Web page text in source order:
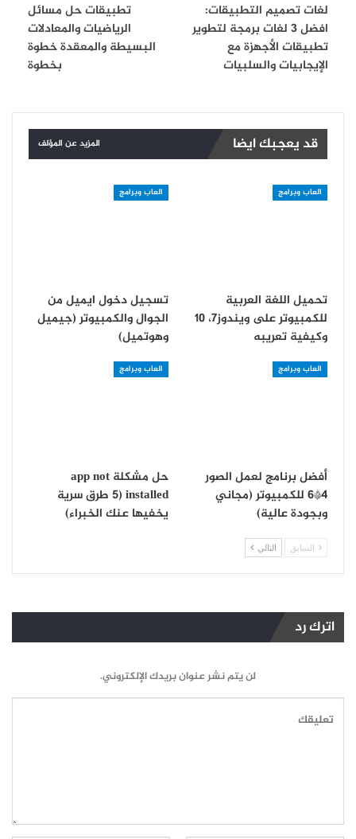
لغات تصميم التطبيقات:
افضل 3 لغات برمجة لتطوير
تطبيقات الأجهزة مع
الإيجابيات والسلبيات
تطبيقات حل مسائل
الرياضيات والمعادلات
البسيطة والمعقدة خطوة
بخطوة
قد يعجبك ايضا المزيد عن المؤلف
العاب وبرامج
تحميل اللغة العربية
للكمبيوتر على ويندوز7، 10
وكيفية تعريبه
العاب وبرامج
تسجيل دخول ايميل من
الجوال والكمبيوتر (جيميل
وهوتميل)
العاب وبرامج
أفضل برنامج لعمل الصور
4*6 للكمبيوتر (مجاني
وبجودة عالية)
العاب وبرامج
حل مشكلة app not
installed (5 طرق سرية
يخفيها عنك الخبراء)
السابق التالي
اترك رد
لن يتم نشر عنوان بريدك الإلكتروني.